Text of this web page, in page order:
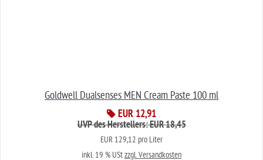
Goldwell Dualsenses MEN Cream Paste 100 ml
EUR 12,91
UVP des Herstellers: EUR 18,45
EUR 129,12 pro Liter
inkl. 19 % UStzzgl. Versandkosten